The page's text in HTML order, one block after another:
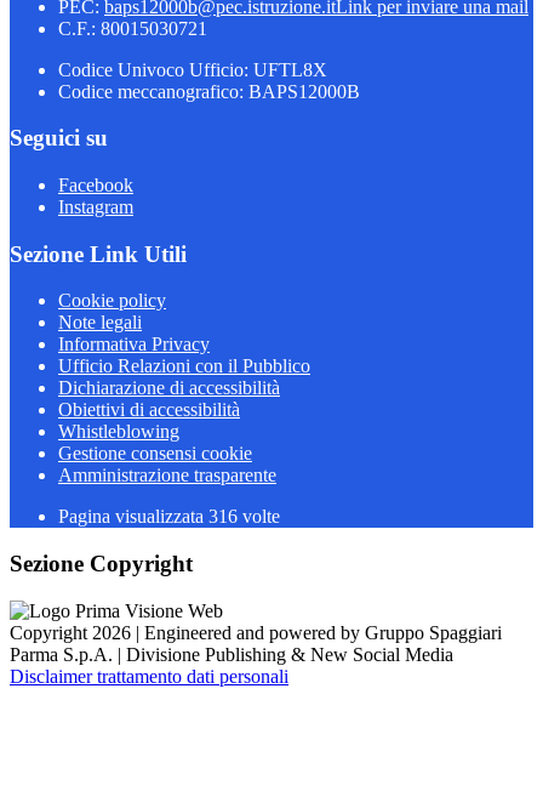
PEC: baps12000b@pec.istruzione.itLink per inviare una mail
C.F.: 80015030721
Codice Univoco Ufficio: UFTL8X
Codice meccanografico: BAPS12000B
Seguici su
Facebook
Instagram
Sezione Link Utili
Cookie policy
Note legali
Informativa Privacy
Ufficio Relazioni con il Pubblico
Dichiarazione di accessibilità
Obiettivi di accessibilità
Whistleblowing
Gestione consensi cookie
Amministrazione trasparente
Pagina visualizzata 316 volte
Sezione Copyright
Copyright 2026 | Engineered and powered by Gruppo Spaggiari
Parma S.p.A. | Divisione Publishing & New Social Media
Disclaimer trattamento dati personali